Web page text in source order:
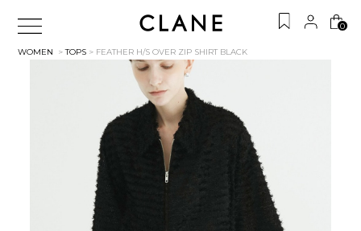
0
WOMEN >TOPS > FEATHER H/S OVER ZIP SHIRT BLACK